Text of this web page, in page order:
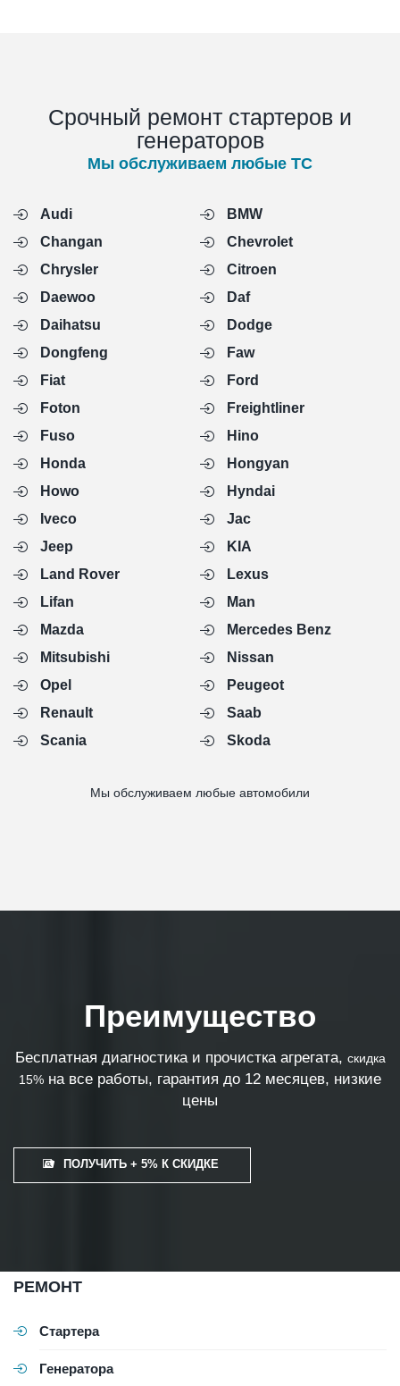
Срочный ремонт стартеров и
генераторов
Мы обслуживаем любые ТС
Audi
BMW
Changan
Chevrolet
Chrysler
Citroen
Daewoo
Daf
Daihatsu
Dodge
Dongfeng
Faw
Fiat
Ford
Foton
Freightliner
Fuso
Hino
Honda
Hongyan
Howo
Hyndai
Iveco
Jac
Jeep
KIA
Land Rover
Lexus
Lifan
Man
Mazda
Mercedes Benz
Mitsubishi
Nissan
Opel
Peugeot
Renault
Saab
Scania
Skoda
Мы обслуживаем любые автомобили
Преимущество
Бесплатная диагностика и прочистка агрегата, скидка
15% на все работы, гарантия до 12 месяцев, низкие
цены
ПОЛУЧИТЬ + 5% К СКИДКЕ
РЕМОНТ
Стартера
Генератора